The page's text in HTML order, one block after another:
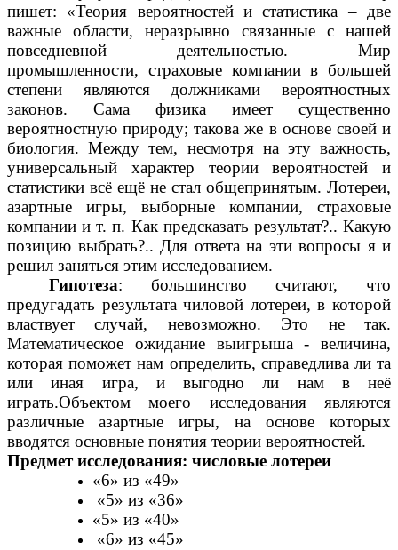
пишет: «Теория вероятностей и статистика – две
важные области, неразрывно связанные с нашей
повседневной деятельностью. Мир
промышленности, страховые компании в большей
степени являются должниками вероятностных
законов. Сама физика имеет существенно
вероятностную природу; такова же в основе своей и
биология. Между тем, несмотря на эту важность,
универсальный характер теории вероятностей и
статистики всё ещё не стал общепринятым. Лотереи,
азартные игры, выборные компании, страховые
компании и т. п. Как предсказать результат?.. Какую
позицию выбрать?.. Для ответа на эти вопросы я и
решил заняться этим исследованием.
Гипотеза: большинство считают, что
предугадать результата чиловой лотереи, в которой
властвует случай, невозможно. Это не так.
Математическое ожидание выигрыша - величина,
которая поможет нам определить, справедлива ли та
или иная игра, и выгодно ли нам в неё
играть.Объектом моего исследования являются
различные азартные игры, на основе которых
вводятся основные понятия теории вероятностей.
Предмет исследования: числовые лотереи
«6» из «49»
«5» из «36»
«5» из «40»
«6» из «45»